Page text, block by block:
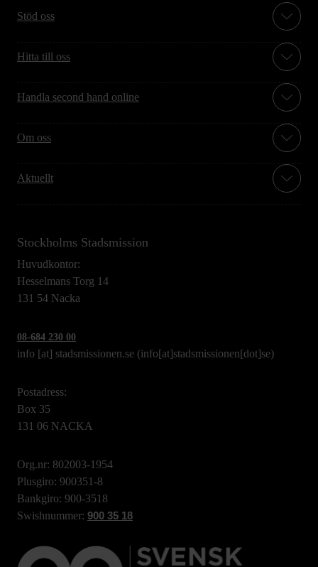
Stöd oss
Hitta till oss
Handla second hand online
Om oss
Aktuellt
Stockholms Stadsmission
Huvudkontor:
Hesselmans Torg 14
131 54 Nacka
08-684 230 00
info [at] stadsmissionen.se (info[at]stadsmissionen[dot]se)
Postadress:
Box 35
131 06 NACKA
Org.nr: 802003-1954
Plusgiro: 900351-8
Bankgiro: 900-3518
Swishnummer: 900 35 18